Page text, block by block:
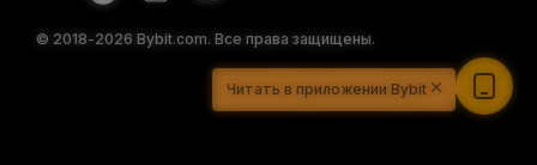
© 2018-2026 Bybit.com. Все права защищены.
Читать в приложении Bybit